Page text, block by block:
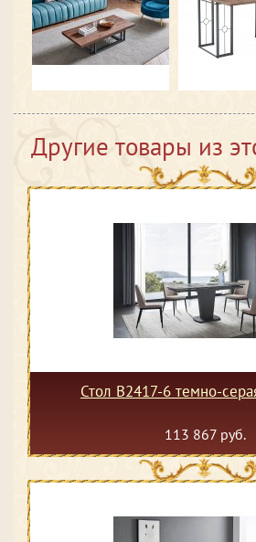
Другие товары из
Стол B2417-6
113 867 руб.